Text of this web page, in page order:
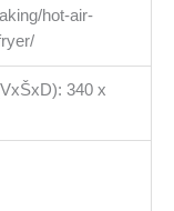
hot-air-
340 x